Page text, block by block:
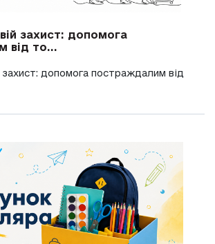
захист: допомога
від то...
захист: допомога постраждалим від